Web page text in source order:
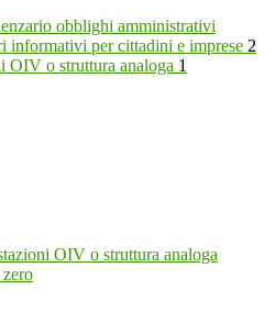
obblighi amministrativi
informativi per cittadini e imprese 2
OIV o struttura analoga 1
OIV o struttura analoga